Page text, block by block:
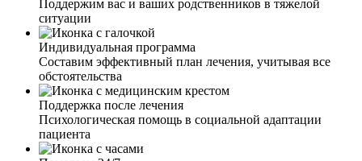
с сотрудниками дало мне понять, что у вас работают
профессионалы, знающие своё дело. Сейчас муж
проходит лечение, я всегда на связи с сотрудниками и
могу узнать, какая динамика выздоровления, чем он
занимается, как проходит работа с психологом.
Огромное вам спасибо за каждую оказанную помощь и
поддержку в таких не легких жизненных ситуациях.
Поддержим вас и ваших родственников в тяжелой
ситуации
Индивидуальная программа
Составим эффективный план лечения, учитывая все
обстоятельства
Поддержка после лечения
Психологическая помощь в социальной адаптации
пациента